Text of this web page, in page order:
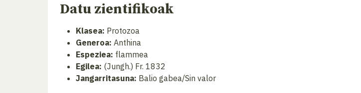
Datu zientifikoak
Klasea: Protozoa
Generoa: Anthina
Espeziea: flammea
Egilea: (Jungh.) Fr. 1832
Jangarritasuna: Balio gabea/Sin valor